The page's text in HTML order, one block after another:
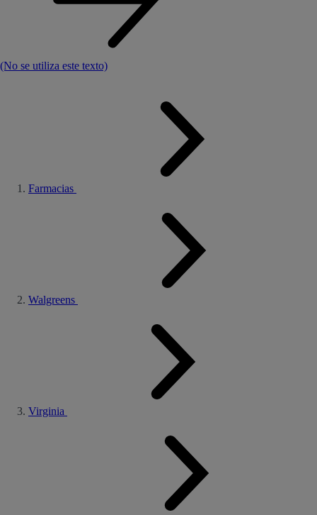
(No se utiliza este texto)
Farmacias
Walgreens
Virginia